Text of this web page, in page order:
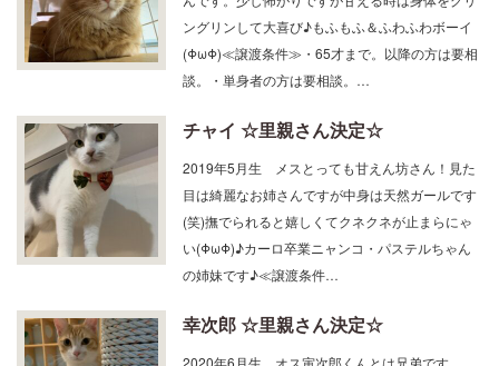
ングリンして大喜び♪もふもふ＆ふわふわボーイ
(ΦωΦ)≪譲渡条件≫・65才まで。以降の方は要相
談。・単身者の方は要相談。…
チャイ ☆里親さん決定☆
目は綺麗なお姉さんですが中身は天然ガールです
(笑)撫でられると嬉しくてクネクネが止まらにゃ
い(ΦωΦ)♪カーロ卒業ニャンコ・パステルちゃん
の姉妹です♪≪譲渡条件…
幸次郎 ☆里親さん決定☆